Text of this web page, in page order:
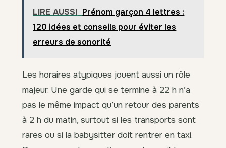
LIRE AUSSI Prénom garçon 4 lettres :
120 idées et conseils pour éviter les
erreurs de sonorité
Les horaires atypiques jouent aussi un rôle
majeur. Une garde qui se termine à 22 h n’a
pas le même impact qu’un retour des parents
à 2 h du matin, surtout si les transports sont
rares ou si la babysitter doit rentrer en taxi.